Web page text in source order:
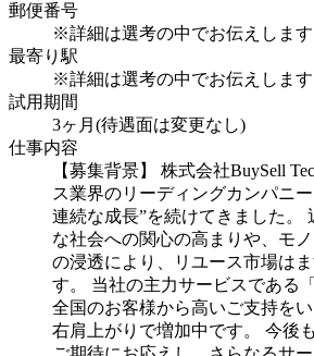
郵便番号
※詳細は選考の中でお伝えします
最寄り駅
※詳細は選考の中でお伝えします
試用期間
3ヶ月(待遇面は変更なし)
仕事内容
【募集背景】
株式会社BuySell
ス業界のリーディングカンパニ
連続な成長”を続けてきました。
な社会への関心の高まりや、モ
の浸透により、リユース市場は
す。
当社の主力サービスである
全国のお客様から高いご支持を
右肩上がりで増加中です。
今後